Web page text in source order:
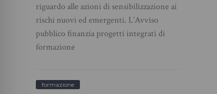
riguardo alle azioni di sensibilizzazione ai
rischi nuovi ed emergenti. L’Avviso
pubblico finanzia progetti integrati di
formazione
formazione